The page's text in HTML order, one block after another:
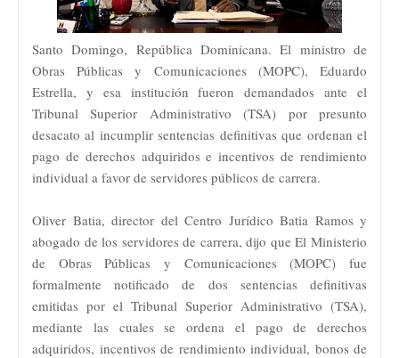
Santo Domingo, República Dominicana. El ministro de
Obras Públicas y Comunicaciones (MOPC), Eduardo
Estrella, y esa institución fueron demandados ante el
Tribunal Superior Administrativo (TSA) por presunto
desacato al incumplir sentencias definitivas que ordenan el
pago de derechos adquiridos e incentivos de rendimiento
individual a favor de servidores públicos de carrera.
Oliver Batia, director del Centro Jurídico Batia Ramos y
abogado de los servidores de carrera, dijo que El Ministerio
de Obras Públicas y Comunicaciones (MOPC) fue
formalmente notificado de dos sentencias definitivas
emitidas por el Tribunal Superior Administrativo (TSA),
mediante las cuales se ordena el pago de derechos
adquiridos, incentivos de rendimiento individual, bonos de